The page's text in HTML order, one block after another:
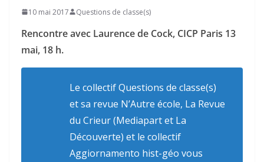
10 mai 2017 Questions de classe(s)
Rencontre avec Laurence de Cock, CICP Paris 13
mai, 18 h.
Le collectif Questions de classe(s)
et sa revue N’Autre école, La Revue
du Crieur(Mediapart et La
Découverte) et le collectif
Aggiornamento hist-géo vous